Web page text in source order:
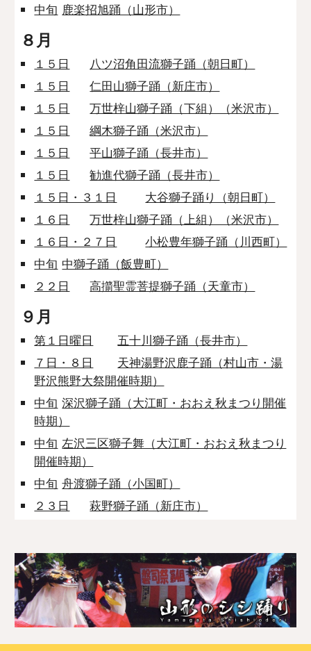
中旬 鹿楽招旭踊（山形市）
８月
１５日
八ツ沼角田流獅子踊（朝日町）
１５日
仁田山獅子踊（新庄市）
１５日
万世梓山獅子踊（下組）（米沢市）
１５日
綱木獅子踊（米沢市）
１５日
平山獅子踊（長井市）
１５日
勧進代獅子踊（長井市）
１５日・３１日
大谷獅子踊り（朝日町）
１６日
万世梓山獅子踊（上組）（米沢市）
１６日・２７日
小松豊年獅子踊（川西町）
中旬 中獅子踊（飯豊町）
２２日
高擶聖霊菩提獅子踊（天童市）
９月
第１日曜日
五十川獅子踊（長井市）
７日・８日
天神湯野沢鹿子踊（村山市・湯
野沢熊野大祭開催時期）
中旬 深沢獅子踊（大江町・おおえ秋まつり開催
時期）
中旬 左沢三区獅子舞（大江町・おおえ秋まつり
開催時期）
中旬 舟渡獅子踊（小国町）
２３日
萩野獅子踊（新庄市）